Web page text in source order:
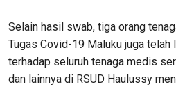
Selain hasil swab, tiga orang
Tugas Covid-19 Maluku juga telah
terhadap seluruh tenaga medis
dan lainnya di RSUD Haulussy